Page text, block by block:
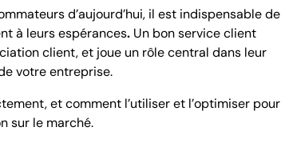
d’aujourd’hui, il est indispensable de
à leurs espérances. Un bon service client
client, et joue un rôle central dans leur
votre entreprise.
et comment l’utiliser et l’optimiser pour
sur le marché.